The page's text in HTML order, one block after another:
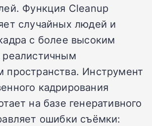
Функция Cleanup
случайных людей и
с более высоким
реалистичным
пространства. Инструмент
кадрирования
на базе генеративного
ошибки съёмки: